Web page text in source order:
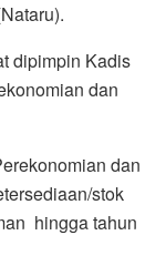
dipimpin Kadis
dan
dan
stok
hingga tahun